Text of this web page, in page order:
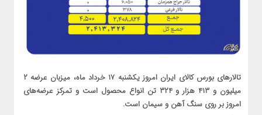
تالارهای بورس کالای ایران امروز یکشنبه ۱۷ خرداد ماه، میزبان عرضه ۲
میلیون و ۴۱۳ هزار و ۳۲۴ تن انواع محصول است و تمرکز عرضه‌های
امروز بر روی سنگ آهن و سیمان است.